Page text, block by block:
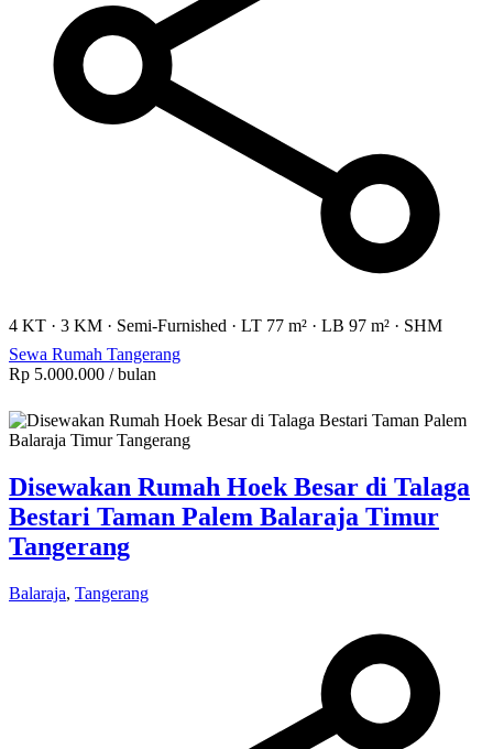
4 KT · 3 KM · Semi-Furnished · LT 77 m² · LB 97 m² · SHM
Sewa Rumah Tangerang
Rp 5.000.000 / bulan
Disewakan Rumah Hoek Besar di Talaga
Bestari Taman Palem Balaraja Timur
Tangerang
Balaraja, Tangerang